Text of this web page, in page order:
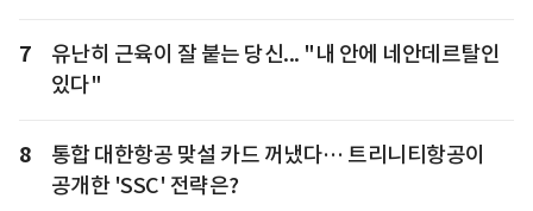
7
유난히 근육이 잘 붙는 당신... "내 안에 네안데르탈인
있다"
8
통합 대한항공 맞설 카드 꺼냈다… 트리니티항공이
공개한 'SSC' 전략은?